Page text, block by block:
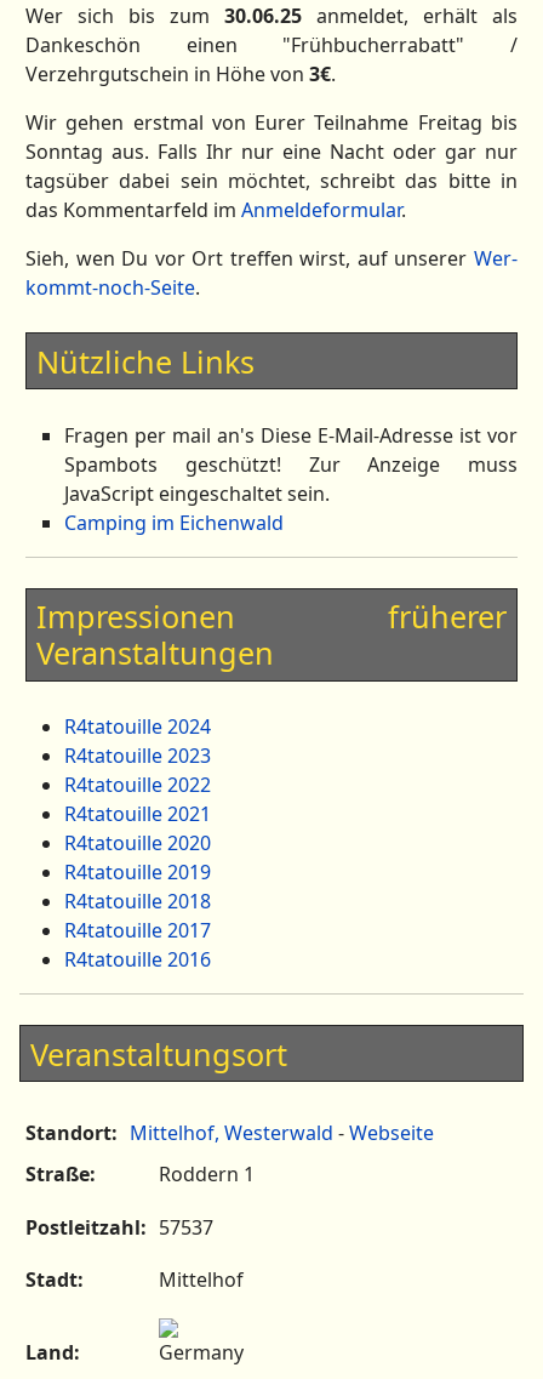
Wer sich bis zum 30.06.25 anmeldet, erhält als
Dankeschön einen "Frühbucherrabatt" /
Verzehrgutschein in Höhe von 3€.
Wir gehen erstmal von Eurer Teilnahme Freitag bis
Sonntag aus. Falls Ihr nur eine Nacht oder gar nur
tagsüber dabei sein möchtet, schreibt das bitte in
das Kommentarfeld im Anmeldeformular.
Sieh, wen Du vor Ort treffen wirst, auf unserer Wer-
kommt-noch-Seite.
Nützliche Links
Fragen per mail an's Diese E-Mail-Adresse ist vor
Spambots geschützt! Zur Anzeige muss
JavaScript eingeschaltet sein.
Camping im Eichenwald
Impressionen früherer
Veranstaltungen
R4tatouille 2024
R4tatouille 2023
R4tatouille 2022
R4tatouille 2021
R4tatouille 2020
R4tatouille 2019
R4tatouille 2018
R4tatouille 2017
R4tatouille 2016
Veranstaltungsort
Standort: Mittelhof, Westerwald -Webseite
Straße:
Roddern 1
Postleitzahl: 57537
Stadt:
Mittelhof
Land: